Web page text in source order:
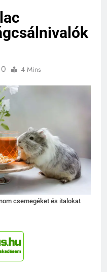
0 4 Mins
csemegéket és italokat